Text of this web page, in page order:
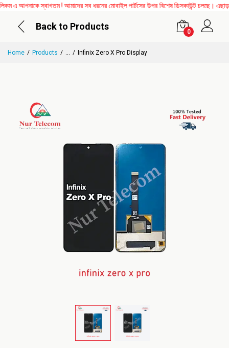
আপনাকে স্বাগতম ! আমাদের সব ধরনের মোবাইল পার্টসের উপর বিশেষ ডিসকাউন্ট চলছে।
Back to Products
0
Home Products ... Infinix Zero X Pro Display